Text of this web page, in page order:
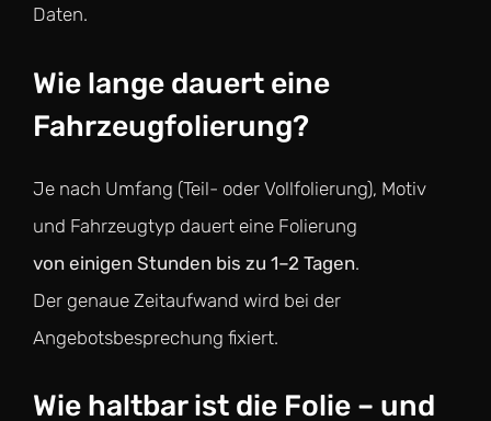
Daten.
Wie lange dauert eine
Fahrzeugfolierung?
Je nach Umfang (Teil- oder Vollfolierung), Motiv
und Fahrzeugtyp dauert eine Folierung
von einigen Stunden bis zu 1–2 Tagen.
Der genaue Zeitaufwand wird bei der
Angebotsbesprechung fixiert.
Wie haltbar ist die Folie – und